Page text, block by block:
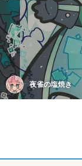
夜雀の塩焼き